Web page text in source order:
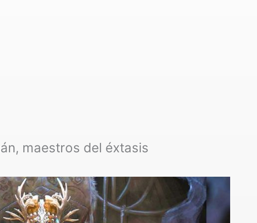
maestros del éxtasis